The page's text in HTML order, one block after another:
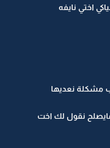
اختي نايفه
مشكلة نعديها
نقول لك اخت